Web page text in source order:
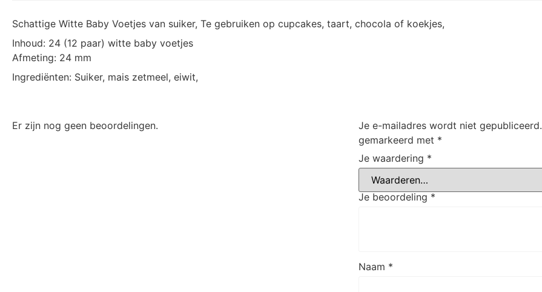
Schattige Witte Baby Voetjes van suiker, Te gebruiken op cupcakes, taart, chocola of koekjes,
Inhoud: 24 (12 paar) witte baby voetjes
Afmeting: 24 mm
Ingrediënten: Suiker, mais zetmeel, eiwit,
Er zijn nog geen beoordelingen. Je e-mailadres wordt niet gepubliceerd.
gemarkeerd met *
Je waardering *
Je beoordeling *
Naam *